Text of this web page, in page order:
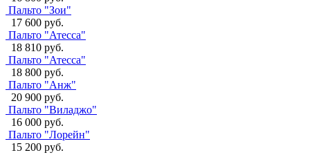
Пальто "Зои"
17 600 руб.
Пальто "Атесса"
18 810 руб.
Пальто "Атесса"
18 800 руб.
Пальто "Анж"
20 900 руб.
Пальто "Виладжо"
16 000 руб.
Пальто "Лорейн"
15 200 руб.